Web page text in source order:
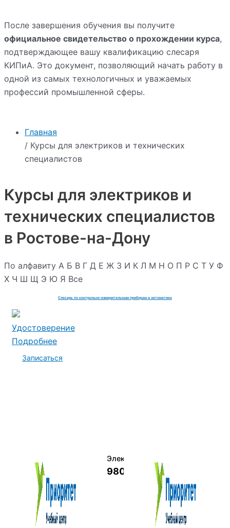
Главная
/ Курсы для электриков и технических
специалистов
Курсы для электриков и
технических специалистов
в Ростове-на-Дону
По алфавиту А Б В Г Д Е Ж З И К Л М Н О П Р С Т У Ф
Х Ч Ш Щ Э Ю Я Все
Слесарь по контрольно-измерительным приборам и автоматике
Удостоверение
Подробнее
Записаться
Электромеханик по ремонту и
9800 руб.
После завершения обучения вы получите
официальное свидетельство о прохождении курса,
подтверждающее вашу квалификацию слесаря
КИПиА. Это документ, позволяющий начать работу в
одной из самых технологичных и уважаемых
профессий промышленной сферы.